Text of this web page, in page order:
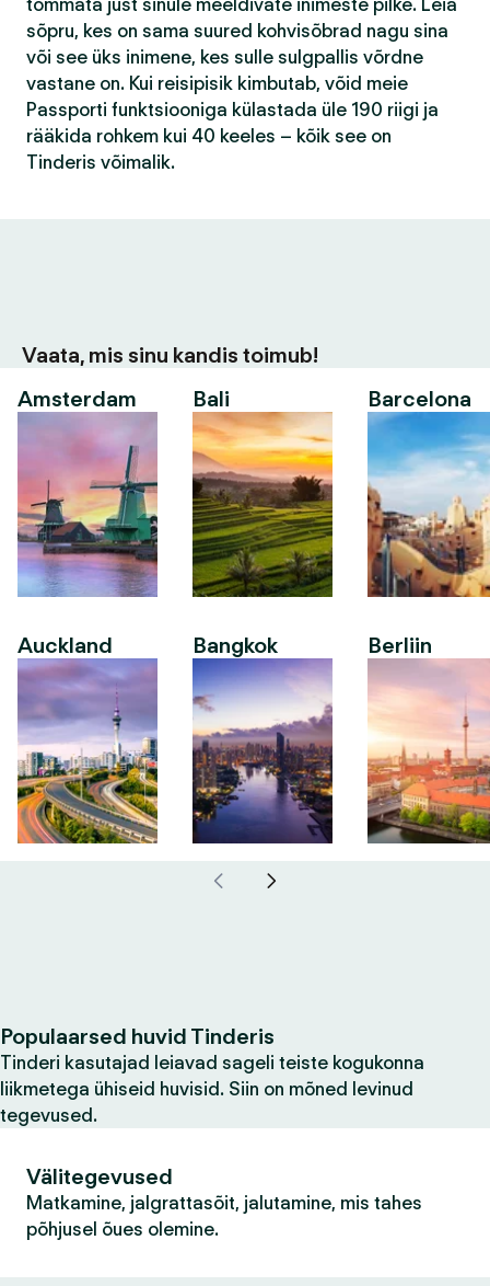
tõmmata just sinule meeldivate inimeste pilke. Leia
sõpru, kes on sama suured kohvisõbrad nagu sina
või see üks inimene, kes sulle sulgpallis võrdne
vastane on. Kui reisipisik kimbutab, võid meie
Passporti funktsiooniga külastada üle 190 riigi ja
rääkida rohkem kui 40 keeles – kõik see on
Tinderis võimalik.
Vaata, mis sinu kandis toimub!
Amsterdam
Auckland
Bali
Bangkok
Barcelona
Berliin
Populaarsed huvid Tinderis
Tinderi kasutajad leiavad sageli teiste kogukonna
liikmetega ühiseid huvisid. Siin on mõned levinud
tegevused.
Välitegevused
Matkamine, jalgrattasõit, jalutamine, mis tahes
põhjusel õues olemine.